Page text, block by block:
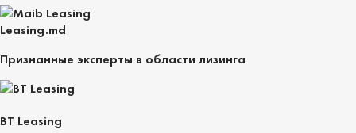
Leasing.md
Признанные эксперты в области лизинга
BT Leasing